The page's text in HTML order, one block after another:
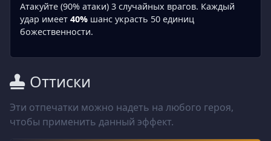
Атакуйте (90% атаки) 3 случайных врагов. Каждый
удар имеет 40% шанс украсть 50 единиц
божественности.
Оттиски
Эти отпечатки можно надеть на любого героя,
чтобы применить данный эффект.